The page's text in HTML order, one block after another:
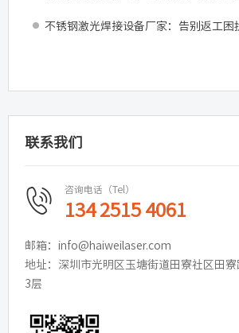
不锈钢激光焊接设备厂家：告别返工困扰，
联系我们
咨询电话（Tel）
134 2515 4061
邮箱：info@haiweilaser.com
地址：深圳市光明区玉塘街道田寮社区田
3层